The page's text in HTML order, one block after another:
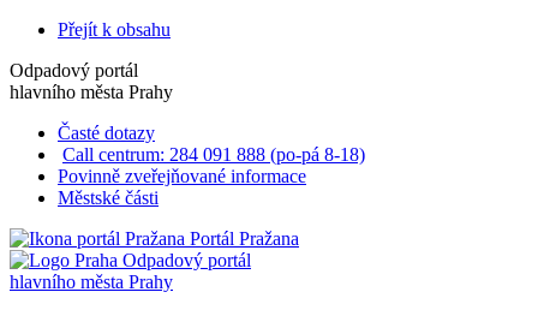
Přejít k obsahu
Odpadový portál
hlavního města Prahy
Časté dotazy
Call centrum: 284 091 888 (po-pá 8-18)
Povinně zveřejňované informace
Městské části
Portál Pražana
Odpadový portál
hlavního města Prahy